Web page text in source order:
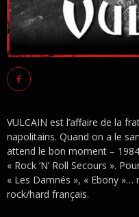
VULCAIN est l’affaire de la
napolitains. Quand on a le
attend le bon moment –
« Rock ‘N’ Roll Secours ».
« Les Damnés », « Ebony
rock/hard français.